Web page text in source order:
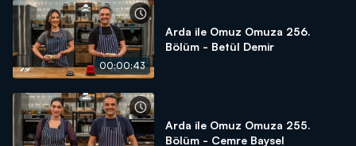
00:00:43
Arda ile Omuz Omuza 256.
Bölüm - Betül Demir
Arda ile Omuz Omuza 255.
Bölüm - Cemre Baysel